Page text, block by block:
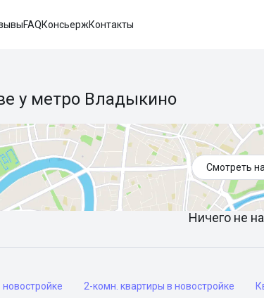
FAQКонсьержКонтакты
у метро Владыкино
Смотреть
Ничего не
2-комн. квартиры в новостройке